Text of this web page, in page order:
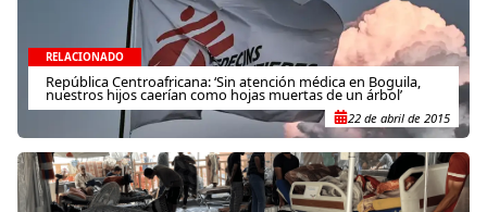
RELACIONADO
República Centroafricana: ‘Sin atención médica en Boguila,
nuestros hijos caerían como hojas muertas de un árbol’
22 de abril de 2015